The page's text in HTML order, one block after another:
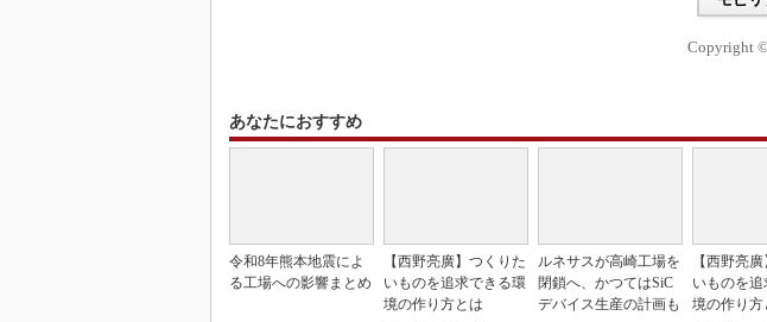
Copyright
あなたにおすすめ
令和8年熊本地震によ
る工場への影響まとめ
【西野亮廣】つくりた
いものを追求できる環
境の作り方とは
ルネサスが高崎工場を
閉鎖へ、かつてはSiC
デバイス生産の計画も
【西野亮
いものを
境の作り方